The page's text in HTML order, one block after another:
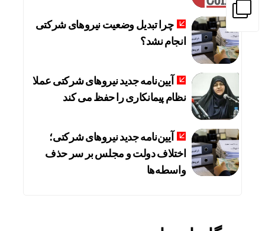
چرا تبدیل وضعیت نیروهای شرکتی
انجام نشد؟
آیین‌نامه جدید نیروهای شرکتی عملا
نظام پیمانکاری را حفظ می کند
آیین‌نامه جدید نیروهای شرکتی؛
اختلاف دولت و مجلس بر سر حذف
واسطه‌ها